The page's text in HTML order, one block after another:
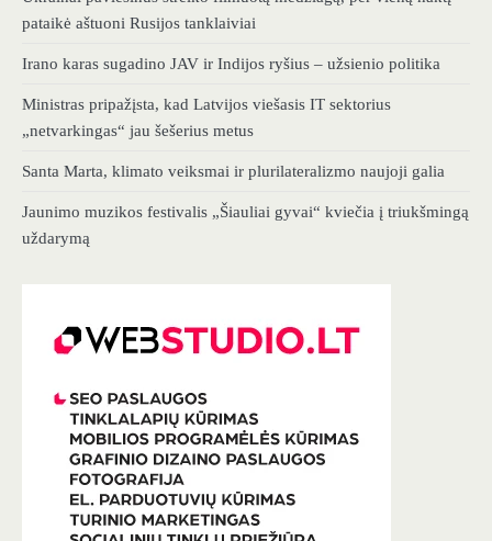
pataikė aštuoni Rusijos tanklaiviai
Irano karas sugadino JAV ir Indijos ryšius – užsienio politika
Ministras pripažįsta, kad Latvijos viešasis IT sektorius
„netvarkingas“ jau šešerius metus
Santa Marta, klimato veiksmai ir plurilateralizmo naujoji galia
Jaunimo muzikos festivalis „Šiauliai gyvai“ kviečia į triukšmingą
uždarymą